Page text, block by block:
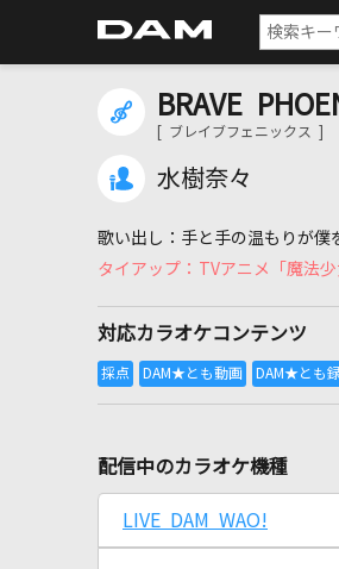
BRAVE
[ ブレイブフェニックス ]
水樹奈々
手と手の温もりが僕
TVアニメ「魔法
対応カラオケコンテンツ
配信中のカラオケ機種
LIVE DAM WAO!